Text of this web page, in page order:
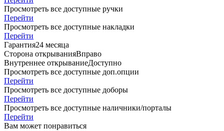
Просмотреть все доступные ручки
Перейти
Просмотреть все доступные накладки
Перейти
Гарантия24 месяца
Сторона открыванияВправо
Внутреннее открываниеДоступно
Просмотреть все доступные доп.опции
Перейти
Просмотреть все доступные доборы
Перейти
Просмотреть все доступные наличники/порталы
Перейти
Вам может понравиться